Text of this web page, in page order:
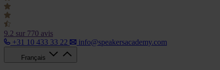
9.2 sur 770 avis
+31 10 433 33 22
info@speakersacademy.com
Français